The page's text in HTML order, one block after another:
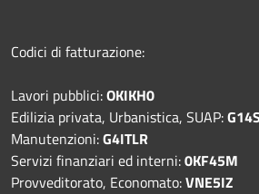
Codici di fatturazione:
Lavori pubblici:OKIKH0
Edilizia privata, Urbanistica, SUAP:
Manutenzioni:G4ITLR
Servizi finanziari ed interni:0KF45M
Provveditorato, Economato:VNE5IZ